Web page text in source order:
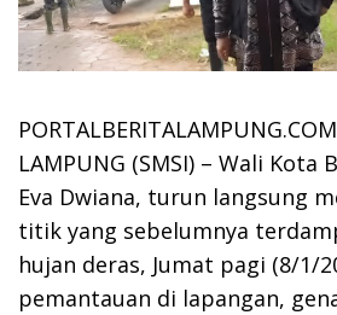
LAMPUNG (SMSI) – Wali Kota
Eva Dwiana, turun langsung
titik yang sebelumnya
hujan deras, Jumat pagi (8/1/
pemantauan di lapangan,